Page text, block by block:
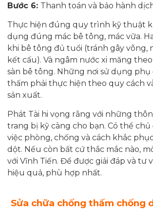
Bước 6: Thanh toán và bảo hành
Thực hiện đúng quy trình kỹ thuật
dụng đúng mác bê tông, mác vữa.
khi bê tông đủ tuổi (tránh gây võng,
kết cấu). Và ngâm nước xi măng
sàn bê tông. Những nơi sử dụng phụ
thấm phải thực hiện theo quy cách
sản xuất.
Phát Tài hi vọng rằng với những
trang bị kỹ càng cho bạn. Có thể
việc phòng, chống và cách khắc
dột. Nếu còn bất cứ thắc mắc nào,
với Vĩnh Tiến. Để được giải đáp và tư
hiệu quả, phù hợp nhất.
Sửa chữa chống thấm chống